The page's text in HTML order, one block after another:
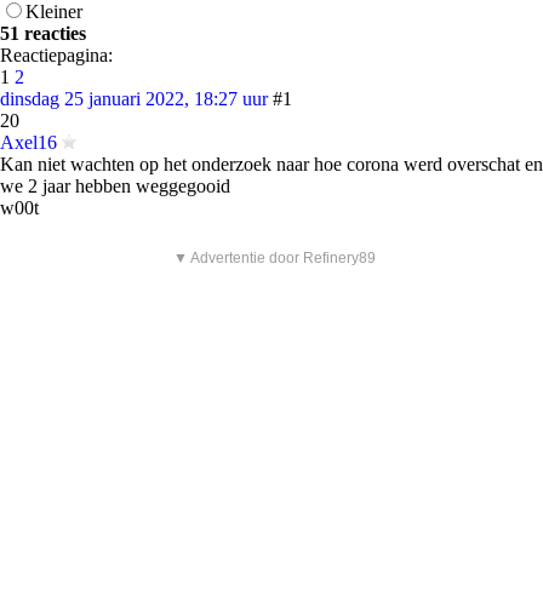
Kleiner
51 reacties
Reactiepagina:
1 2
dinsdag 25 januari 2022, 18:27 uur #1
20
Axel16
Kan niet wachten op het onderzoek naar hoe corona werd overschat en
we 2 jaar hebben weggegooid
w00t
▼ Advertentie door Refinery89